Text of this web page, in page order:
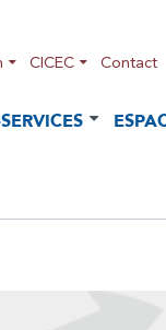
CICEC Contact